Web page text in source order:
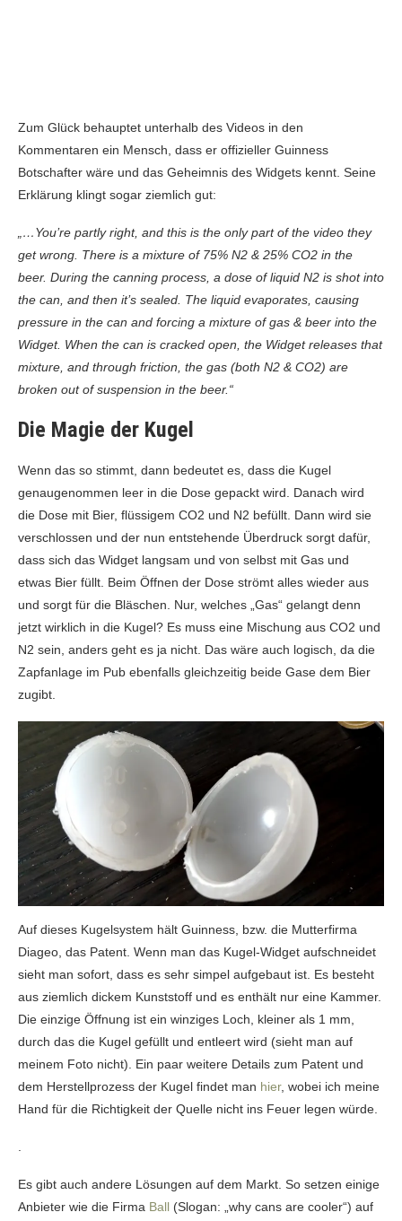
Zum Glück behauptet unterhalb des Videos in den
Kommentaren ein Mensch, dass er offizieller Guinness
Botschafter wäre und das Geheimnis des Widgets kennt. Seine
Erklärung klingt sogar ziemlich gut:
„…You’re partly right, and this is the only part of the video they
get wrong. There is a mixture of 75% N2 & 25% CO2 in the
beer. During the canning process, a dose of liquid N2 is shot into
the can, and then it’s sealed. The liquid evaporates, causing
pressure in the can and forcing a mixture of gas & beer into the
Widget. When the can is cracked open, the Widget releases that
mixture, and through friction, the gas (both N2 & CO2) are
broken out of suspension in the beer.“
Die Magie der Kugel
Wenn das so stimmt, dann bedeutet es, dass die Kugel
genaugenommen leer in die Dose gepackt wird. Danach wird
die Dose mit Bier, flüssigem CO2 und N2 befüllt. Dann wird sie
verschlossen und der nun entstehende Überdruck sorgt dafür,
dass sich das Widget langsam und von selbst mit Gas und
etwas Bier füllt. Beim Öffnen der Dose strömt alles wieder aus
und sorgt für die Bläschen. Nur, welches „Gas“ gelangt denn
jetzt wirklich in die Kugel? Es muss eine Mischung aus CO2 und
N2 sein, anders geht es ja nicht. Das wäre auch logisch, da die
Zapfanlage im Pub ebenfalls gleichzeitig beide Gase dem Bier
zugibt.
Auf dieses Kugelsystem hält Guinness, bzw. die Mutterfirma
Diageo, das Patent. Wenn man das Kugel-Widget aufschneidet
sieht man sofort, dass es sehr simpel aufgebaut ist. Es besteht
aus ziemlich dickem Kunststoff und es enthält nur eine Kammer.
Die einzige Öffnung ist ein winziges Loch, kleiner als 1 mm,
durch das die Kugel gefüllt und entleert wird (sieht man auf
meinem Foto nicht). Ein paar weitere Details zum Patent und
dem Herstellprozess der Kugel findet man hier, wobei ich meine
Hand für die Richtigkeit der Quelle nicht ins Feuer legen würde.
.
Es gibt auch andere Lösungen auf dem Markt. So setzen einige
Anbieter wie die Firma Ball (Slogan: „why cans are cooler“) auf